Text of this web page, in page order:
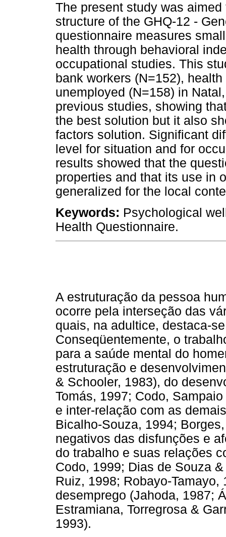
The present study was
structure of the GHQ-12 -
questionnaire measures
health through behavioral
occupational studies. This
bank workers (N=152),
unemployed (N=158) in
previous studies, showing
the best solution but it also
factors solution. Significant
level for situation and for
results showed that the
properties and that its use in
generalized for the local
Keywords: Psychological
Health Questionnaire.
A estruturação da pessoa
ocorre pela interseção das
quais, na adultice, destaca-
Conseqüentemente, o
para a saúde mental do
estruturação e
& Schooler, 1983), do
Tomás, 1997; Codo,
e inter-relação com as
Bicalho-Souza, 1994;
negativos das disfunções e
do trabalho e suas relações
Codo, 1999; Dias de Souza
Ruiz, 1998; Robayo-
desemprego (Jahoda, 1987;
Estramiana, Torregrosa &
1993).